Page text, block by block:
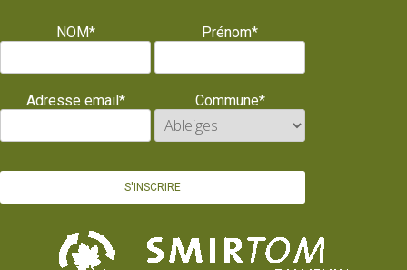
NOM* Prénom*
Adresse email* Commune*